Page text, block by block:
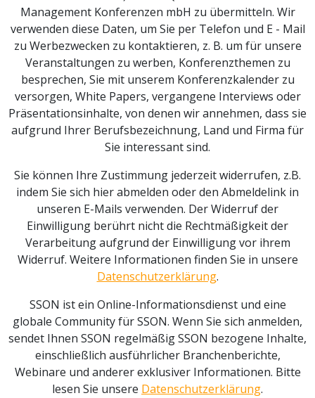
Management Konferenzen mbH zu übermitteln. Wir
verwenden diese Daten, um Sie per Telefon und E - Mail
zu Werbezwecken zu kontaktieren, z. B. um für unsere
Veranstaltungen zu werben, Konferenzthemen zu
besprechen, Sie mit unserem Konferenzkalender zu
versorgen, White Papers, vergangene Interviews oder
Präsentationsinhalte, von denen wir annehmen, dass sie
aufgrund Ihrer Berufsbezeichnung, Land und Firma für
Sie interessant sind.
Sie können Ihre Zustimmung jederzeit widerrufen, z.B.
indem Sie sich hier abmelden oder den Abmeldelink in
unseren E-Mails verwenden. Der Widerruf der
Einwilligung berührt nicht die Rechtmäßigkeit der
Verarbeitung aufgrund der Einwilligung vor ihrem
Widerruf. Weitere Informationen finden Sie in unsere
Datenschutzerklärung.
SSON ist ein Online-Informationsdienst und eine
globale Community für SSON. Wenn Sie sich anmelden,
sendet Ihnen SSON regelmäßig SSON bezogene Inhalte,
einschließlich ausführlicher Branchenberichte,
Webinare und anderer exklusiver Informationen. Bitte
lesen Sie unsere Datenschutzerklärung.